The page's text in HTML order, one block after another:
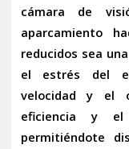
cámara de
aparcamiento
reducidos sea
el estrés del
velocidad y el
eficiencia y
permitiéndote